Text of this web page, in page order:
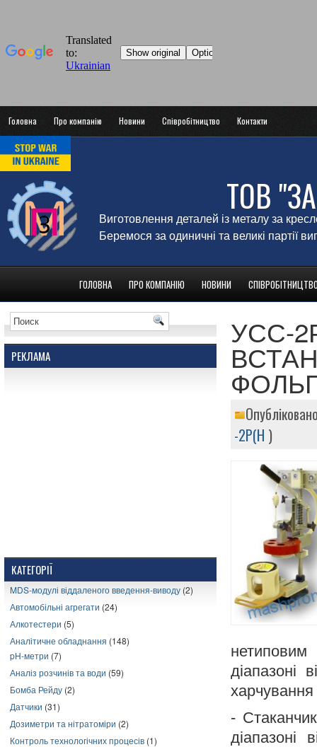
Головна Про компанію Новини Співробітництво Контакти
ТОВ
Виготовлення деталей із металу за
Беремося за одиничні та великі партії
ГОЛОВНА ПРО КОМПАНІЮ НОВИНИ
РЕКЛАМА
КАТЕГОРІЇ
MDS-модулі віддаленого введення-виводу (2)
Автомобільні агрегати (24)
Алкотестери (5)
Аналітичне обладнання (148)
pH-метри (7)
Аналіз розчинів та води (59)
Бомба Рейду (2)
Датчики (31)
Дозиметри та нітратоміри (2)
Контроль технологічних процесів (1)
УСС-
-2Р(Н )
діапазоні
харчування
-
діапазоні